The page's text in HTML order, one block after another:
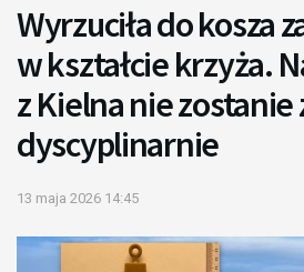
Wyrzuciła do kosza
w kształcie krzyża.
z Kielna nie
dyscyplinarnie
13 maja 2026 14:45